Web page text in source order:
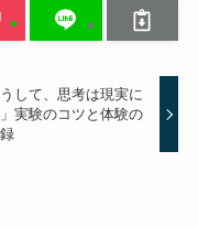
うして、思考は現実に
実験のコツと体験の